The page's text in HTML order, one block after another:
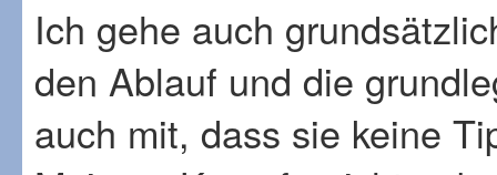
Ich gehe auch
den Ablauf und die
auch mit, dass sie keine